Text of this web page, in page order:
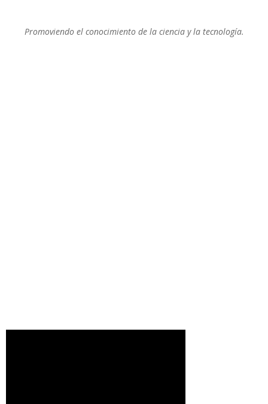
Promoviendo el conocimiento de la ciencia y la tecnología.